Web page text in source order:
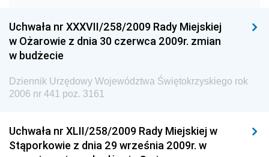
Dziennik Urzędowy Ministra Pracy i Polityki
Społecznej
Dziennik Urzędowy Urzędu Lotnictwa Cywilnego
Dziennik Urzędowy Ministerstwa Hutnictwa i
Przemysłu Maszynowego
Uchwała nr XXXVII/258/2009 Rady Miejskiej
w Ożarowie z dnia 30 czerwca 2009r. zmian
w budżecie
Dziennik Urzędowy Województwa Świętokrzyskiego rok
2006 nr 441 poz. 3161
Uchwała nr XLII/258/2009 Rady Miejskiej w
Stąporkowie z dnia 29 września 2009r. w